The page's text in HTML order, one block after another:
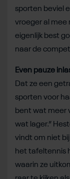
sporten beviel
vroeger al
eigenlijk best
naar de
Even pauze
Dat ze een
sporten voor
bent wat meer
wat lager.”
vindt om niet
het tafeltennis
waarin ze